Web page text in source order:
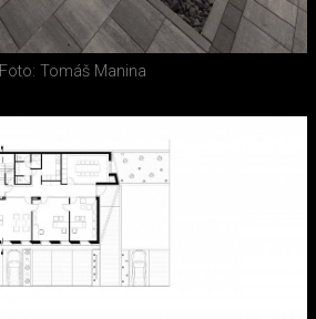
Foto: Tomáš Manina